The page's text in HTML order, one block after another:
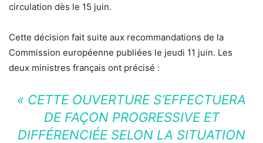
circulation dès le 15 juin.
Cette décision fait suite aux recommandations de la
Commission européenne publiées le jeudi 11 juin. Les
deux ministres français ont précisé :
« CETTE OUVERTURE S’EFFECTUERA
DE FAÇON PROGRESSIVE ET
DIFFÉRENCIÉE SELON LA SITUATION